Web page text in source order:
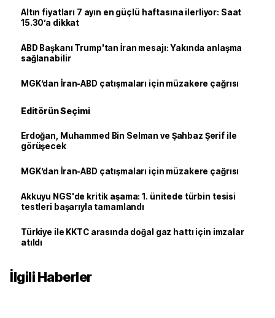
Altın fiyatları 7 ayın en güçlü haftasına ilerliyor: Saat
15.30’a dikkat
ABD Başkanı Trump'tan İran mesajı: Yakında anlaşma
sağlanabilir
MGK’dan İran-ABD çatışmaları için müzakere çağrısı
Editörün Seçimi
Erdoğan, Muhammed Bin Selman ve Şahbaz Şerif ile
görüşecek
MGK’dan İran-ABD çatışmaları için müzakere çağrısı
Akkuyu NGS'de kritik aşama: 1. ünitede türbin tesisi
testleri başarıyla tamamlandı
Türkiye ile KKTC arasında doğal gaz hattı için imzalar
atıldı
İlgili Haberler